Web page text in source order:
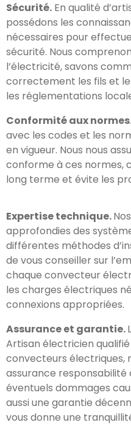
Sécurité. En qualité
possédons les
nécessaires pour
sécurité. Nous
l’électricité, savons
correctement les fils et
les réglementations
Conformité aux
avec les codes et les
en vigueur. Nous nous
conforme à ces normes,
long terme et évite les
Expertise technique.
approfondies des
différentes méthodes
de vous conseiller sur
chaque convecteur
les charges électriques
connexions appropriées.
Assurance et garantie.
Artisan électricien
convecteurs électriques,
assurance responsabilité
éventuels dommages
aussi une garantie
vous donne une